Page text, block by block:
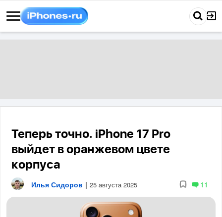
Теперь точно. iPhone 17 Pro
выйдет в оранжевом цвете
корпуса
Илья Сидоров | 25 августа 2025 11